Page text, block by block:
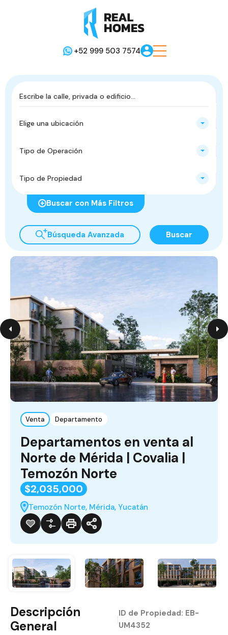
+52 999 503 7574
Elige una ubicación
Tipo de Operación
Tipo de Propiedad
Buscar con Más Filtros
Búsqueda Avanzada Buscar
Venta Departamento
Departamentos en venta al
Norte de Mérida | Covalia |
Temozón Norte
$2,035,000
Temozón Norte, Mérida, Yucatán
Descripción
General
ID de Propiedad: EB-
UM4352